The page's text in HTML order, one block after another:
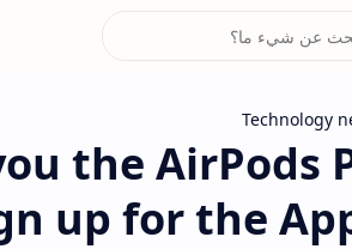
Technology
the AirPods
up for the